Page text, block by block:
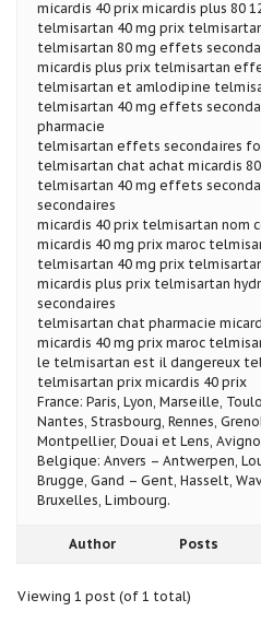
micardis 40 prix micardis plus 80
telmisartan 40 mg prix
telmisartan 80 mg effets
micardis plus prix telmisartan
telmisartan et amlodipine
telmisartan 40 mg effets
pharmacie
telmisartan effets secondaires
telmisartan chat achat micardis
telmisartan 40 mg effets
secondaires
micardis 40 prix telmisartan nom
micardis 40 mg prix maroc
telmisartan 40 mg prix
micardis plus prix telmisartan
secondaires
telmisartan chat pharmacie
micardis 40 mg prix maroc
le telmisartan est il dangereux
telmisartan prix micardis 40 prix
France: Paris, Lyon, Marseille,
Nantes, Strasbourg, Rennes,
Montpellier, Douai et Lens,
Belgique: Anvers – Antwerpen,
Brugge, Gand – Gent, Hasselt,
Bruxelles, Limbourg.
Author Posts
Viewing 1 post (of 1 total)